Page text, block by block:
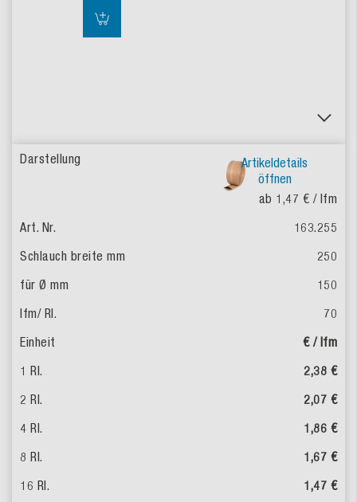
Artikeldetails
öffnen
ab 1,47 € / lfm
163.255
250
150
70
€ / lfm
2,38 €
2,07 €
1,86 €
1,67 €
1,47 €